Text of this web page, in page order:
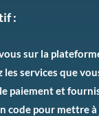
:
sur la
les services que
paiement et
code pour mettre